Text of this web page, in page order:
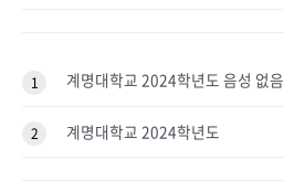
1 계명대학교 2024학년도 음성 없음
2 계명대학교 2024학년도